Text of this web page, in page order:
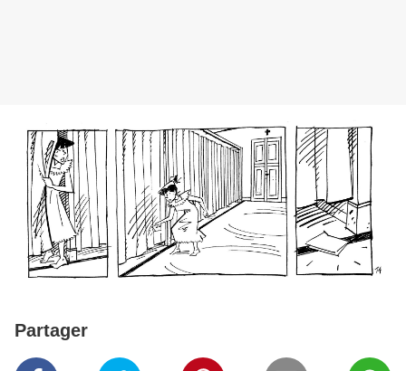
Partager